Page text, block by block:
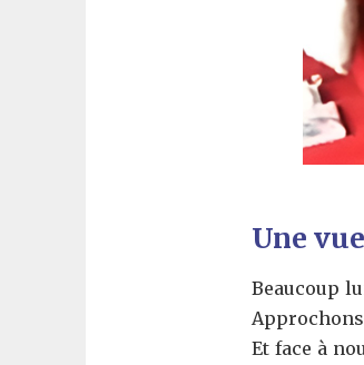
Une
Beaucoup
Et face à